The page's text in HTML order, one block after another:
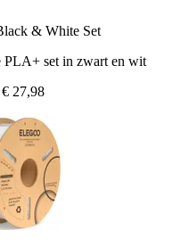
& White Set
PLA+ set in zwart en wit
€ 27,98